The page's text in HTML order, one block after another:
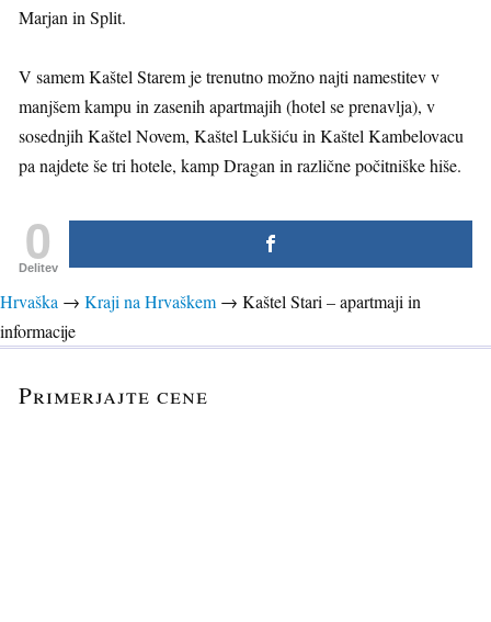
Marjan in Split.
V samem Kaštel Starem je trenutno možno najti namestitev v
manjšem kampu in zasenih apartmajih (hotel se prenavlja), v
sosednjih Kaštel Novem, Kaštel Lukšiću in Kaštel Kambelovacu
pa najdete še tri hotele, kamp Dragan in različne počitniške hiše.
0
Delitev
Hrvaška → Kraji na Hrvaškem → Kaštel Stari – apartmaji in
informacije
Primerjajte cene